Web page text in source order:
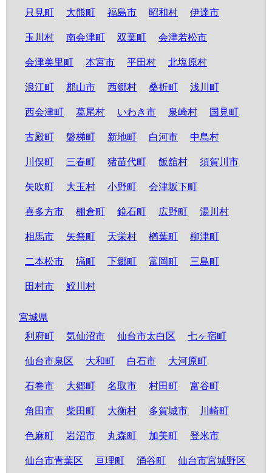
只見町 大熊町 福島市 昭和村 伊達市
玉川村 南会津町 双葉町 会津若松市
会津美里町 本宮市 平田村 北塩原村
浪江町 郡山市 西郷村 桑折町 浅川町
西会津町 葛尾村 いわき市 泉崎村 国見町
古殿町 磐梯町 新地町 白河市 中島村
川俣町 三春町 猪苗代町 飯舘村 須賀川市
矢吹町 大玉村 小野町 会津坂下町
喜多方市 棚倉町 鏡石町 広野町 湯川村
相馬市 矢祭町 天栄村 楢葉町 柳津町
二本松市 塙町 下郷町 富岡町 三島町
田村市 鮫川村
宮城県
利府町
気仙沼市 仙台市太白区 七ヶ宿町
仙台市泉区 大和町 白石市 大河原町
石巻市 大郷町 名取市 村田町 富谷町
角田市 柴田町 大衡村 多賀城市 川崎町
色麻町 岩沼市 丸森町 加美町 登米市
仙台市青葉区 亘理町 涌谷町 仙台市宮城野区